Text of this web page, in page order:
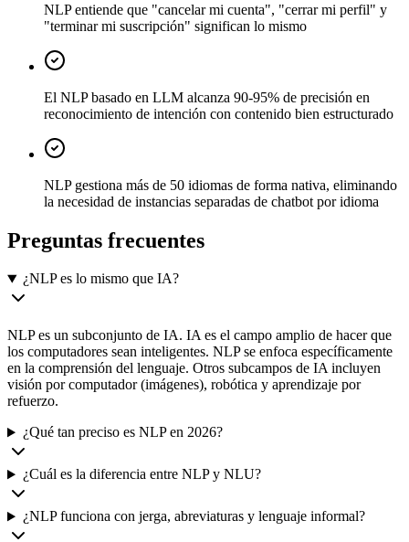
NLP entiende que "cancelar mi cuenta", "cerrar mi perfil" y
"terminar mi suscripción" significan lo mismo
El NLP basado en LLM alcanza 90-95% de precisión en
reconocimiento de intención con contenido bien estructurado
NLP gestiona más de 50 idiomas de forma nativa, eliminando
la necesidad de instancias separadas de chatbot por idioma
Preguntas frecuentes
¿NLP es lo mismo que IA?
NLP es un subconjunto de IA. IA es el campo amplio de hacer que
los computadores sean inteligentes. NLP se enfoca específicamente
en la comprensión del lenguaje. Otros subcampos de IA incluyen
visión por computador (imágenes), robótica y aprendizaje por
refuerzo.
¿Qué tan preciso es NLP en 2026?
¿Cuál es la diferencia entre NLP y NLU?
¿NLP funciona con jerga, abreviaturas y lenguaje informal?